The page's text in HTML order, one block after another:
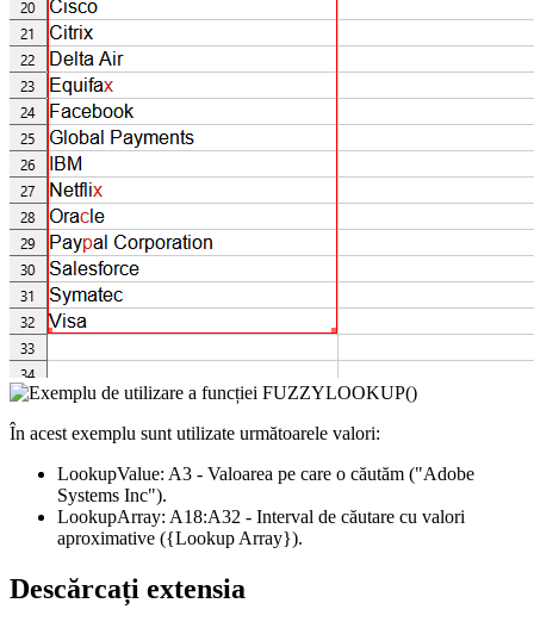
În acest exemplu sunt utilizate următoarele valori:
LookupValue: A3 - Valoarea pe care o căutăm ("Adobe
Systems Inc").
LookupArray: A18:A32 - Interval de căutare cu valori
aproximative ({Lookup Array}).
Descărcați extensia